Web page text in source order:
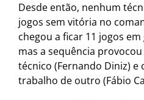
Desde então, nenhum
jogos sem vitória no
chegou a ficar 11 jogos
mas a sequência
técnico (Fernando Diniz)
trabalho de outro (Fábio